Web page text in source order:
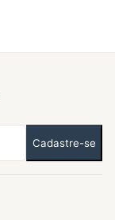
Cadastre-se